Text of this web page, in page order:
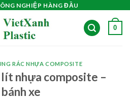
NGHIỆP HÀNG ĐẦU
0
RÁC NHỰA COMPOSITE
nhựa composite –
xe